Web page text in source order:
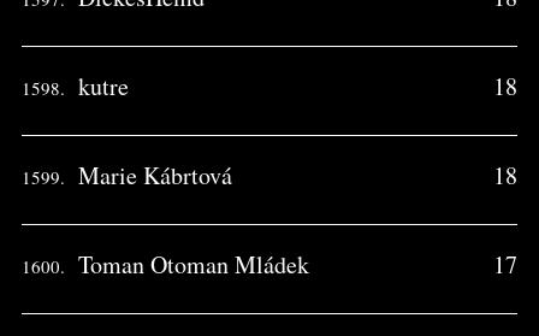
1598. kutre 18
1599. Marie Kábrtová 18
1600. Toman Otoman Mládek 17